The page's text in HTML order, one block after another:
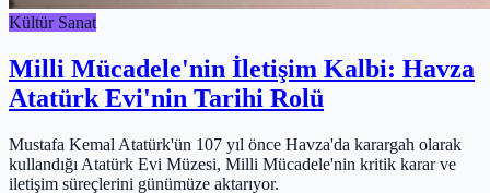
Kültür Sanat
Milli Mücadele'nin İletişim Kalbi: Havza
Atatürk Evi'nin Tarihi Rolü
Mustafa Kemal Atatürk'ün 107 yıl önce Havza'da karargah olarak
kullandığı Atatürk Evi Müzesi, Milli Mücadele'nin kritik karar ve
iletişim süreçlerini günümüze aktarıyor.